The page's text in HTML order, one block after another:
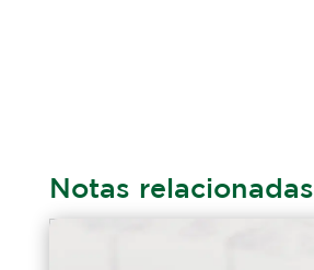
Notas relacionadas